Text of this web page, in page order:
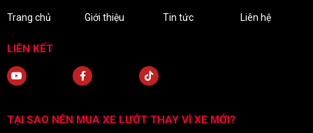
Trang chủ Giới thiệu Tin tức Liên hệ
LIÊN KẾT
TẠI SAO NÊN MUA XE LƯỚT THAY VÌ XE MỚI?